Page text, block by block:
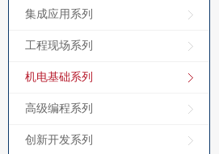
集成应用系列
工程现场系列
机电基础系列
高级编程系列
创新开发系列